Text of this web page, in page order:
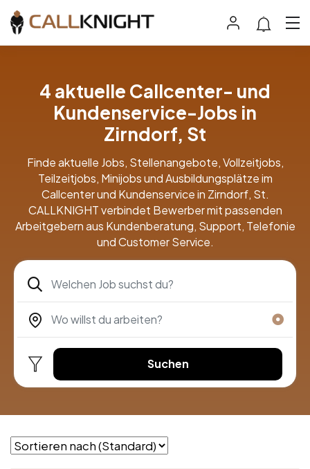
4 aktuelle Callcenter- und
Kundenservice-Jobs in
Zirndorf, St
Finde aktuelle Jobs, Stellenangebote, Vollzeitjobs,
Teilzeitjobs, Minijobs und Ausbildungsplätze im
Callcenter und Kundenservice in Zirndorf, St.
CALLKNIGHT verbindet Bewerber mit passenden
Arbeitgebern aus Kundenberatung, Support, Telefonie
und Customer Service.
Suchen